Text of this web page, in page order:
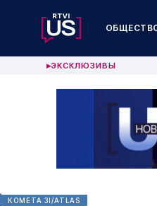
▶ЭКСКЛЮЗИВЫ
КОМЕТА 3I/ATLAS